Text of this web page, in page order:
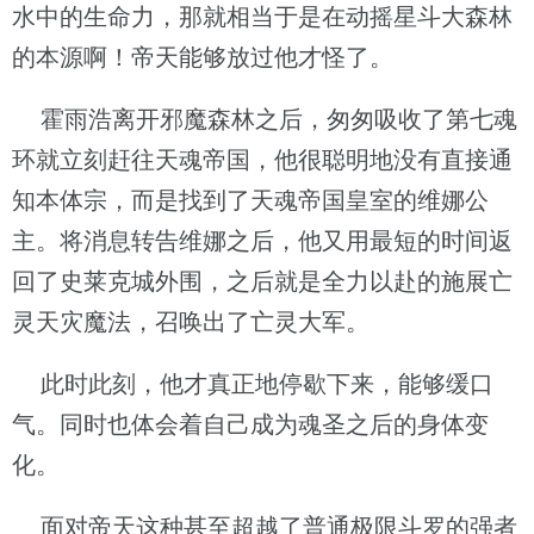
水中的生命力，那就相当于是在动摇星斗大森林
的本源啊！帝天能够放过他才怪了。
霍雨浩离开邪魔森林之后，匆匆吸收了第七魂
环就立刻赶往天魂帝国，他很聪明地没有直接通
知本体宗，而是找到了天魂帝国皇室的维娜公
主。将消息转告维娜之后，他又用最短的时间返
回了史莱克城外围，之后就是全力以赴的施展亡
灵天灾魔法，召唤出了亡灵大军。
此时此刻，他才真正地停歇下来，能够缓口
气。同时也体会着自己成为魂圣之后的身体变
化。
面对帝天这种甚至超越了普通极限斗罗的强者